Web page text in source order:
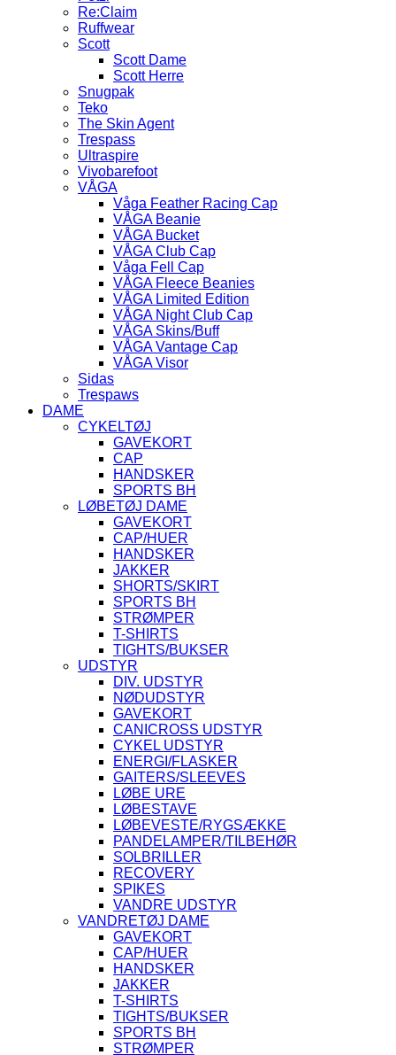
Re:Claim
Ruffwear
Scott
Scott Dame
Scott Herre
Snugpak
Teko
The Skin Agent
Trespass
Ultraspire
Vivobarefoot
VÅGA
Våga Feather Racing Cap
VÅGA Beanie
VÅGA Bucket
VÅGA Club Cap
Våga Fell Cap
VÅGA Fleece Beanies
VÅGA Limited Edition
VÅGA Night Club Cap
VÅGA Skins/Buff
VÅGA Vantage Cap
VÅGA Visor
Sidas
Trespaws
DAME
CYKELTØJ
GAVEKORT
CAP
HANDSKER
SPORTS BH
LØBETØJ DAME
GAVEKORT
CAP/HUER
HANDSKER
JAKKER
SHORTS/SKIRT
SPORTS BH
STRØMPER
T-SHIRTS
TIGHTS/BUKSER
UDSTYR
DIV. UDSTYR
NØDUDSTYR
GAVEKORT
CANICROSS UDSTYR
CYKEL UDSTYR
ENERGI/FLASKER
GAITERS/SLEEVES
LØBE URE
LØBESTAVE
LØBEVESTE/RYGSÆKKE
PANDELAMPER/TILBEHØR
SOLBRILLER
RECOVERY
SPIKES
VANDRE UDSTYR
VANDRETØJ DAME
GAVEKORT
CAP/HUER
HANDSKER
JAKKER
T-SHIRTS
TIGHTS/BUKSER
SPORTS BH
STRØMPER